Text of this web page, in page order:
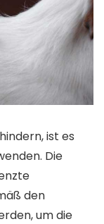
ist es
Die
den
um die